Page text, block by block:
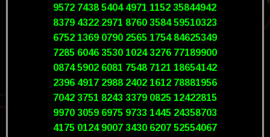
9572 7438 5404 4971 1152 35844942
8379 4322 2971 8760 3584 59510323
6752 1369 0790 2565 1754 84625349
7285 6046 3530 1024 3276 77189900
0874 5902 6081 7548 7121 18654142
2396 4917 2988 2402 1612 78881956
7042 3751 8243 3379 0825 12422815
9970 3059 6975 9733 1445 24358703
4175 0124 9007 3430 6207 52554067